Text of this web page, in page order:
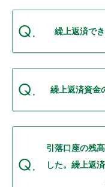
繰上返済で
繰上返済資金
引落口座の残
した。繰上返